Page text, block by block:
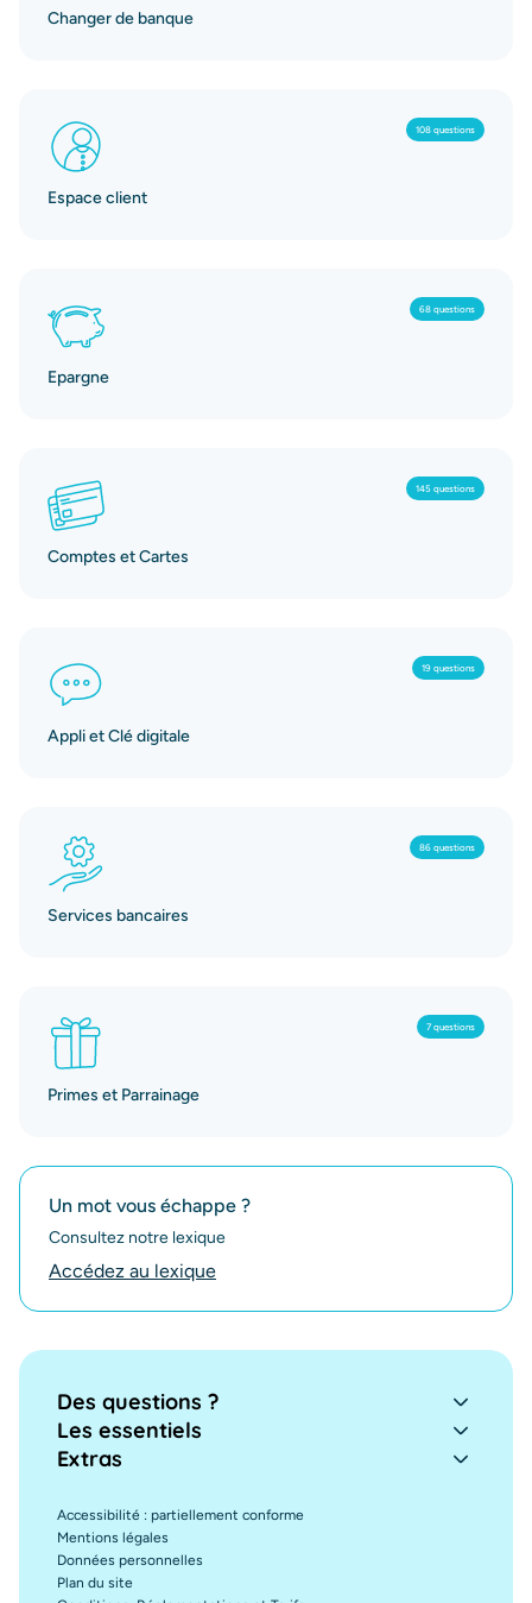
Changer de banque
108 questions
Espace client
68 questions
Epargne
145 questions
Comptes et Cartes
19 questions
Appli et Clé digitale
86 questions
Services bancaires
7 questions
Primes et Parrainage
Un mot vous échappe ?
Consultez notre lexique
Accédez au lexique
Des questions ?
Les essentiels
Extras
Accessibilité : partiellement conforme
Mentions légales
Données personnelles
Plan du site